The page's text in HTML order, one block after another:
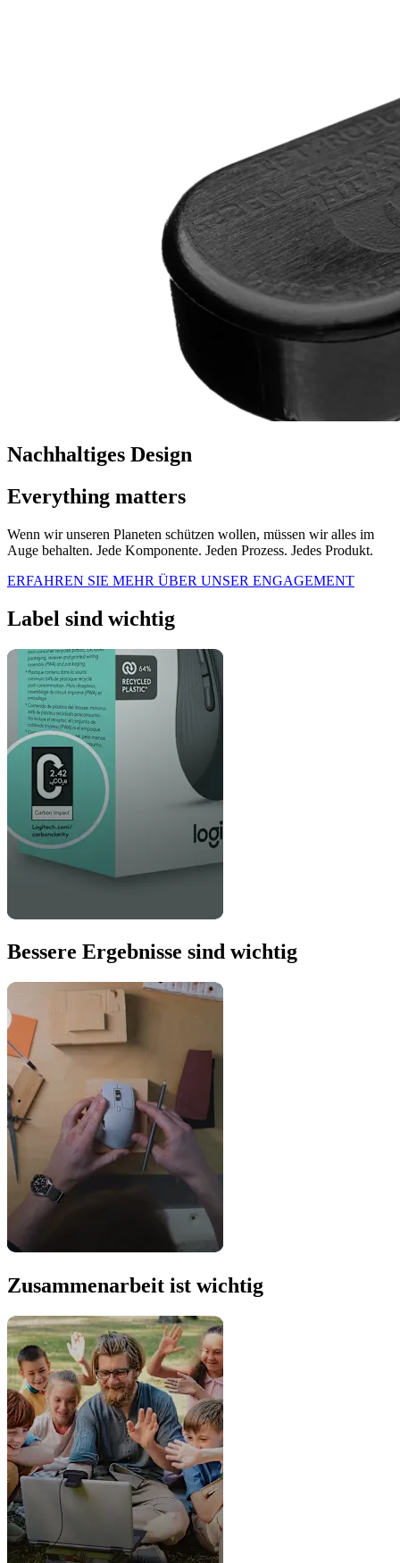
Nachhaltiges Design
Everything matters
Wenn wir unseren Planeten schützen wollen, müssen wir alles im
Auge behalten. Jede Komponente. Jeden Prozess. Jedes Produkt.
ERFAHREN SIE MEHR ÜBER UNSER ENGAGEMENT
Label sind wichtig
Bessere Ergebnisse sind wichtig
Zusammenarbeit ist wichtig